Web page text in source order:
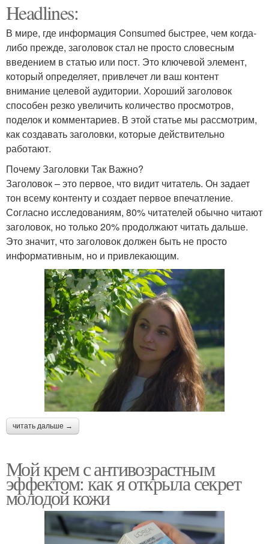
Headlines:
В мире, где информация Consumed быстрее, чем когда-
либо прежде, заголовок стал не просто словесным
введением в статью или пост. Это ключевой элемент,
который определяет, привлечет ли ваш контент
внимание целевой аудитории. Хороший заголовок
способен резко увеличить количество просмотров,
поделок и комментариев. В этой статье мы рассмотрим,
как создавать заголовки, которые действительно
работают.
Почему Заголовки Так Важно?
Заголовок – это первое, что видит читатель. Он задает
тон всему контенту и создает первое впечатление.
Согласно исследованиям, 80% читателей обычно читают
заголовок, но только 20% продолжают читать дальше.
Это значит, что заголовок должен быть не просто
информативным, но и привлекающим.
читать дальше →
Мой крем с антивозрастным
эффектом: как я открыла секрет
молодой кожи